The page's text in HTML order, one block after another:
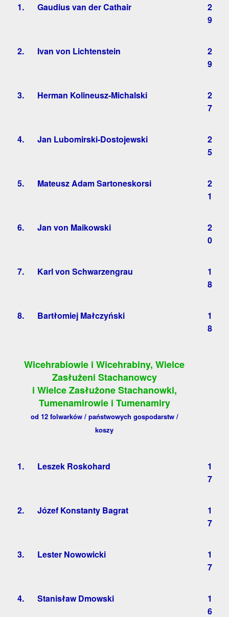
1. Gaudius van der Cathair
2
9
2. Ivan von Lichtenstein
2
9
3. Herman Kolineusz-Michalski
2
7
4. Jan Lubomirski-Dostojewski
2
5
5. Mateusz Adam Sartoneskorsi
2
1
6. Jan von Maikowski
2
0
7. Karl von Schwarzengrau
1
8
8. Bartłomiej Małczyński
1
8
Wicehrabiowie i Wicehrabiny, Wielce
Zasłużeni Stachanowcy
i Wielce Zasłużone Stachanowki,
Tumenamirowie i Tumenamiry
od 12 folwarków / państwowych gospodarstw /
koszy
1. Leszek Roskohard
1
7
2. Józef Konstanty Bagrat
1
7
3. Lester Nowowicki
1
7
4. Stanisław Dmowski
1
6